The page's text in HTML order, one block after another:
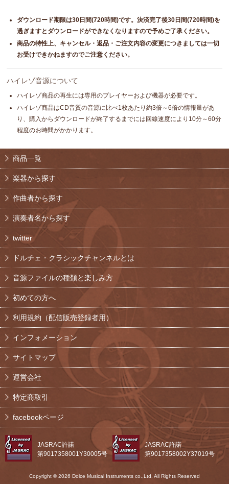
ダウンロード期限は30日間(720時間)です。決済完了後30日間(720時間)を
過ぎますとダウンロードができなくなりますので予めご了承ください。
商品の特性上、キャンセル・返品・ご注文内容の変更につきましては一切
お受けできかねますのでご注意ください。
ハイレゾ音源について
ハイレゾ商品の再生には専用のプレイヤーおよび機器が必要です。
ハイレゾ商品はCD音質の音源に比べ1枚あたり約3倍～6倍の情報量があ
り、購入からダウンロードが終了するまでには回線速度により10分～60分
程度のお時間がかかります。
商品一覧
楽器から探す
作曲者から探す
演奏者名から探す
twitter
ドルチェ・クラシックチャンネルとは
音源ファイルの種類と楽しみ方
初めての方へ
利用規約（配信販売登録者用）
インフォメーション
サイトマップ
運営会社
特定商取引
facebookページ
JASRAC許諾
第9017358001Y30005号
JASRAC許諾
第9017358002Y37019号
Copyright © 2026 Dolce Musical Instruments co.,Ltd. All Rights Reserved